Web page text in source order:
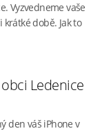
Vyzvedneme vaše
době. Jak to
Ledenice
den váš iPhone v